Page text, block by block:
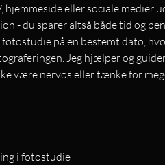
hjemmeside eller sociale medier
- du sparer altså både tid og
på en bestemt dato,
Jeg hjælper og
være nervøs eller tænke for
i fotostudie